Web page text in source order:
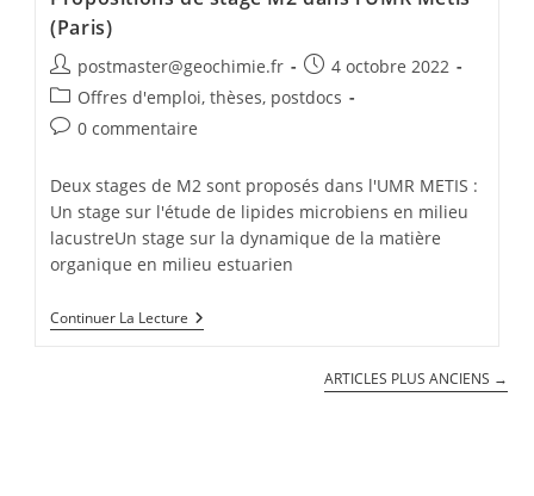
(Paris)
postmaster@geochimie.fr
4 octobre 2022
Offres d'emploi, thèses, postdocs
0 commentaire
Deux stages de M2 sont proposés dans l'UMR METIS :
Un stage sur l'étude de lipides microbiens en milieu
lacustreUn stage sur la dynamique de la matière
organique en milieu estuarien
Continuer La Lecture
ARTICLES PLUS ANCIENS →